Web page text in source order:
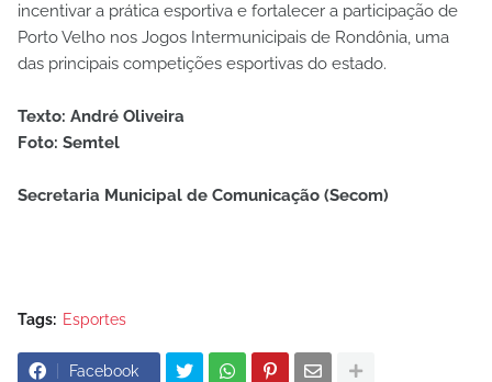
incentivar a prática esportiva e fortalecer a participação de
Porto Velho nos Jogos Intermunicipais de Rondônia, uma
das principais competições esportivas do estado.
Texto: André Oliveira
Foto: Semtel
Secretaria Municipal de Comunicação (Secom)
Tags: Esportes
Facebook